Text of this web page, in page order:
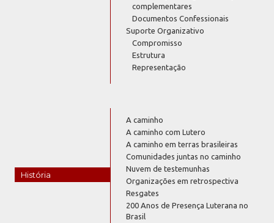
complementares
Documentos Confessionais
Suporte Organizativo
Compromisso
Estrutura
Representação
História
A caminho
A caminho com Lutero
A caminho em terras brasileiras
Comunidades juntas no caminho
Nuvem de testemunhas
Organizações em retrospectiva
Resgates
200 Anos de Presença Luterana no
Brasil